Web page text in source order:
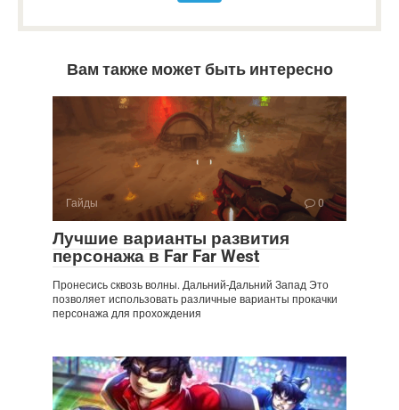
Вам также может быть интересно
Гайды 0
Лучшие варианты развития
персонажа в Far Far West
Пронесись сквозь волны. Дальний-Дальний Запад Это
позволяет использовать различные варианты прокачки
персонажа для прохождения